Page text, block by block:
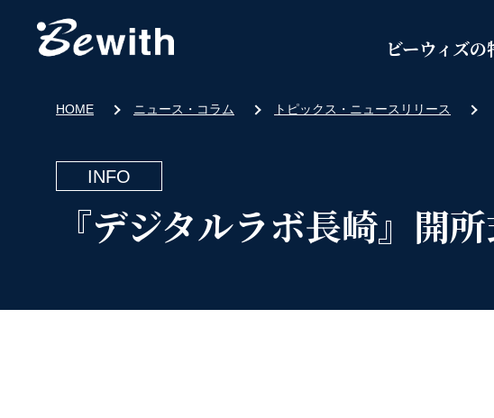
ビーウィズの
HOME ニュース・コラム トピックス・ニュースリリース
『デジタルラボ長崎』開
INFO